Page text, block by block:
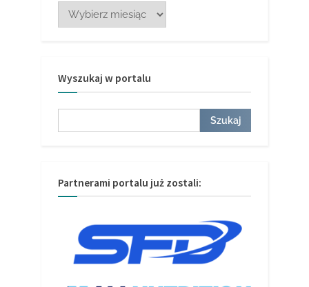
Wyszukaj w portalu
Szukaj
Partnerami portalu już zostali: